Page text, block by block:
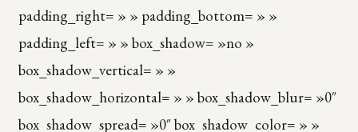
padding_right= » » padding_bottom= » »
padding_left= » » box_shadow= »no »
box_shadow_vertical= » »
box_shadow_horizontal= » » box_shadow_blur= »0″
box_shadow_spread= »0″ box_shadow_color= » »